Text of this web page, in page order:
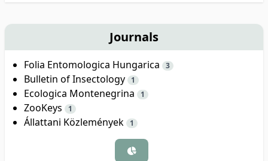
Journals
Folia Entomologica Hungarica 3
Bulletin of Insectology 1
Ecologica Montenegrina 1
ZooKeys 1
Állattani Közlemények 1